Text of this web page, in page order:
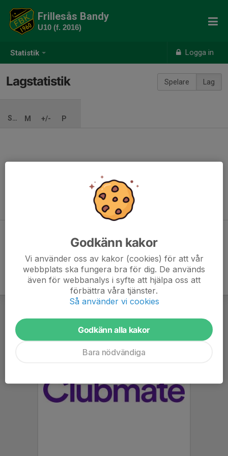
Statistik Logga in
Frillesås Bandy
U10 (f. 2016)
Spelare Lag
Lagstatistik
SÄSONG M +/- P
Ingen säsong inlagd
Godkänn kakor
Vi använder oss av kakor (cookies) för att vår
webbplats ska fungera bra för dig. De används
även för webbanalys i syfte att hjälpa oss att
förbättra våra tjänster.
Så använder vi cookies
Godkänn alla kakor
Bara nödvändiga